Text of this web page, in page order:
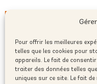
Pour offrir les meilleures
telles que les cookies pour
appareils. Le fait de
traiter des données telles
uniques sur ce site. Le fait